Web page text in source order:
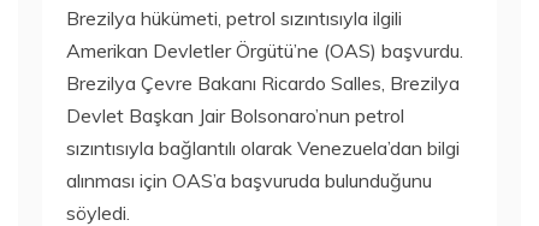
Brezilya hükümeti, petrol sızıntısıyla ilgili
Amerikan Devletler Örgütü’ne (OAS) başvurdu.
Brezilya Çevre Bakanı Ricardo Salles, Brezilya
Devlet Başkan Jair Bolsonaro’nun petrol
sızıntısıyla bağlantılı olarak Venezuela’dan bilgi
alınması için OAS’a başvuruda bulunduğunu
söyledi.